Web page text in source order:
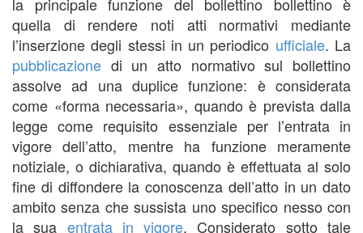
quella di rendere noti atti normativi mediante
l’inserzione degli stessi in un periodico ufficiale. La
pubblicazione di un atto normativo sul bollettino
assolve ad una duplice funzione: è considerata
come «forma necessaria», quando è prevista dalla
legge come requisito essenziale per l’entrata in
vigore dell’atto, mentre ha funzione meramente
notiziale, o dichiarativa, quando è effettuata al solo
fine di diffondere la conoscenza dell’atto in un dato
ambito senza che sussista uno specifico nesso con
la sua entrata in vigore. Considerato sotto tale